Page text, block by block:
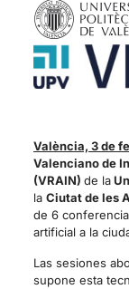
València, 3 de
Valenciano de
(VRAIN) de la
la Ciutat de les
de 6
artificial a la
Las sesiones
supone esta